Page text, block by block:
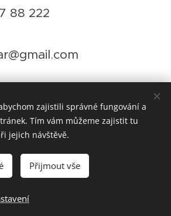
88 222
Cookies
Čeština
zajistili správné fungování a
Tím vám můžeme zajistit tu
jejich návštěvě.
Přijmout vše